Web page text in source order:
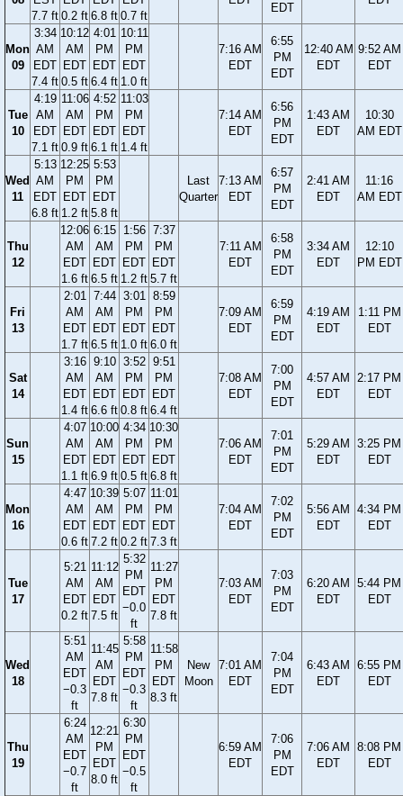
7.7 ft 0.2 ft 6.8 ft 0.7 ft
EDT
Mon
09
3:34
AM
EDT
7.4 ft
10:12
AM
EDT
0.5 ft
4:01
PM
EDT
6.4 ft
10:11
PM
EDT
1.0 ft
7:16 AM
EDT
6:55
PM
EDT
12:40 AM
EDT
9:52 AM
EDT
Tue
10
4:19
AM
EDT
7.1 ft
11:06
AM
EDT
0.9 ft
4:52
PM
EDT
6.1 ft
11:03
PM
EDT
1.4 ft
7:14 AM
EDT
6:56
PM
EDT
1:43 AM
EDT
10:30
AM EDT
Wed
11
5:13
AM
EDT
6.8 ft
12:25
PM
EDT
1.2 ft
5:53
PM
EDT
5.8 ft
Last
Quarter
7:13 AM
EDT
6:57
PM
EDT
2:41 AM
EDT
11:16
AM EDT
Thu
12
12:06
AM
EDT
1.6 ft
6:15
AM
EDT
6.5 ft
1:56
PM
EDT
1.2 ft
7:37
PM
EDT
5.7 ft
7:11 AM
EDT
6:58
PM
EDT
3:34 AM
EDT
12:10
PM EDT
Fri
13
2:01
AM
EDT
1.7 ft
7:44
AM
EDT
6.5 ft
3:01
PM
EDT
1.0 ft
8:59
PM
EDT
6.0 ft
7:09 AM
EDT
6:59
PM
EDT
4:19 AM
EDT
1:11 PM
EDT
Sat
14
3:16
AM
EDT
1.4 ft
9:10
AM
EDT
6.6 ft
3:52
PM
EDT
0.8 ft
9:51
PM
EDT
6.4 ft
7:08 AM
EDT
7:00
PM
EDT
4:57 AM
EDT
2:17 PM
EDT
Sun
15
4:07
AM
EDT
1.1 ft
10:00
AM
EDT
6.9 ft
4:34
PM
EDT
0.5 ft
10:30
PM
EDT
6.8 ft
7:06 AM
EDT
7:01
PM
EDT
5:29 AM
EDT
3:25 PM
EDT
Mon
16
4:47
AM
EDT
0.6 ft
10:39
AM
EDT
7.2 ft
5:07
PM
EDT
0.2 ft
11:01
PM
EDT
7.3 ft
7:04 AM
EDT
7:02
PM
EDT
5:56 AM
EDT
4:34 PM
EDT
Tue
17
5:21
AM
EDT
0.2 ft
11:12
AM
EDT
7.5 ft
5:32
PM
EDT
−0.0
ft
11:27
PM
EDT
7.8 ft
7:03 AM
EDT
7:03
PM
EDT
6:20 AM
EDT
5:44 PM
EDT
Wed
18
5:51
AM
EDT
−0.3
ft
11:45
AM
EDT
7.8 ft
5:58
PM
EDT
−0.3
ft
11:58
PM
EDT
8.3 ft
New
Moon
7:01 AM
EDT
7:04
PM
EDT
6:43 AM
EDT
6:55 PM
EDT
Thu
19
6:24
AM
EDT
−0.7
ft
12:21
PM
EDT
8.0 ft
6:30
PM
EDT
−0.5
ft
6:59 AM
EDT
7:06
PM
EDT
7:06 AM
EDT
8:08 PM
EDT